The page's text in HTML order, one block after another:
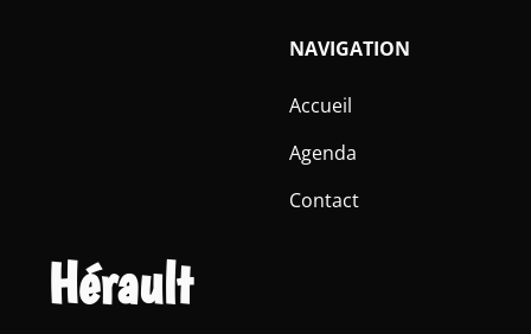
Hérault
NAVIGATION
Accueil
Agenda
Contact